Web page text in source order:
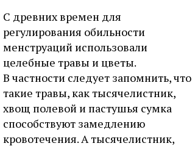
С древних времен для
регулирования обильности
менструаций использовали
целебные травы и цветы.
В частности следует запомнить, что
такие травы, как тысячелистник,
хвощ полевой и пастушья сумка
способствуют замедлению
кровотечения. А тысячелистник,